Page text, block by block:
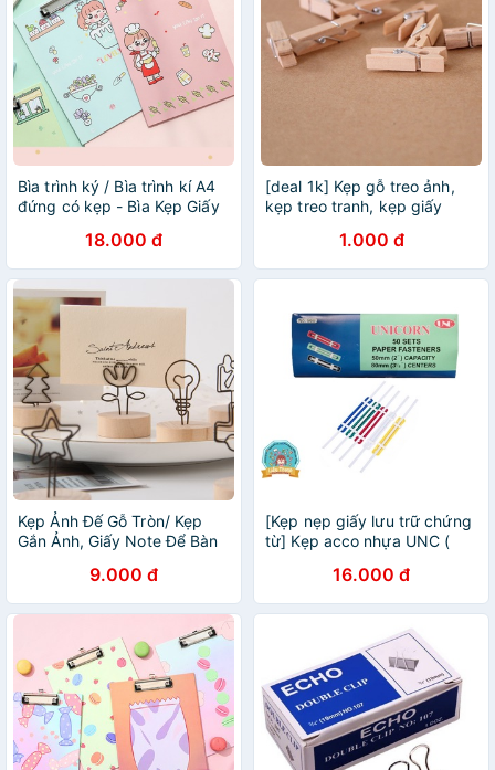
Bìa trình ký / Bìa trình kí A4
đứng có kẹp - Bìa Kẹp Giấy
18.000 đ
[deal 1k] Kẹp gỗ treo ảnh,
kẹp treo tranh, kẹp giấy
1.000 đ
Kẹp Ảnh Đế Gỗ Tròn/ Kẹp
Gắn Ảnh, Giấy Note Để Bàn
9.000 đ
[Kẹp nẹp giấy lưu trữ chứng
từ] Kẹp acco nhựa UNC (
16.000 đ